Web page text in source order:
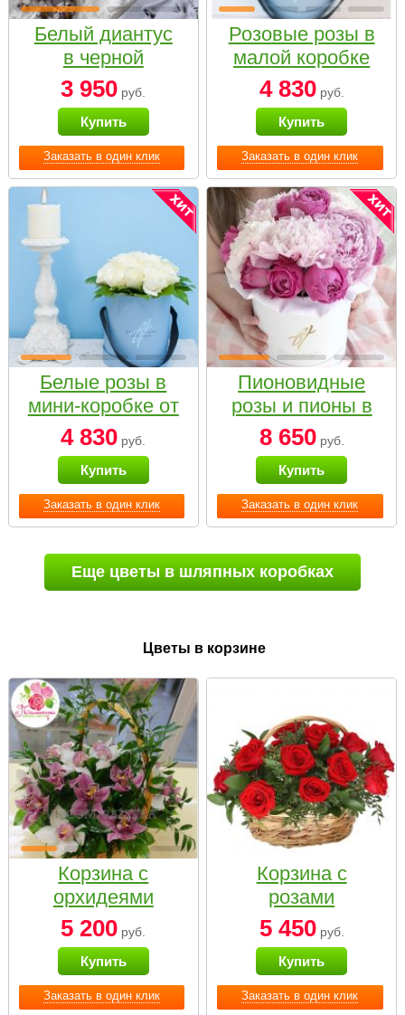
Заказать в один клик
Белый диантус
в черной
коробке Small
3 950 руб.
Купить
Заказать в один клик
Розовые розы в
малой коробке
4 830руб.
Купить
Заказать в один клик
Белые розы в
мини-коробке от
Bella Fiori
4 830 руб.
Купить
Заказать в один клик
Пионовидные
розы и пионы в
белой коробке
Small
8 650руб.
Купить
Еще цветы в шляпных коробках
Цветы в корзине
Заказать в один клик
Корзина с
орхидеями
малая
5 200 руб.
Купить
Заказать в один клик
Корзина с
розами
«Красный
Париж»
5 450руб.
Купить